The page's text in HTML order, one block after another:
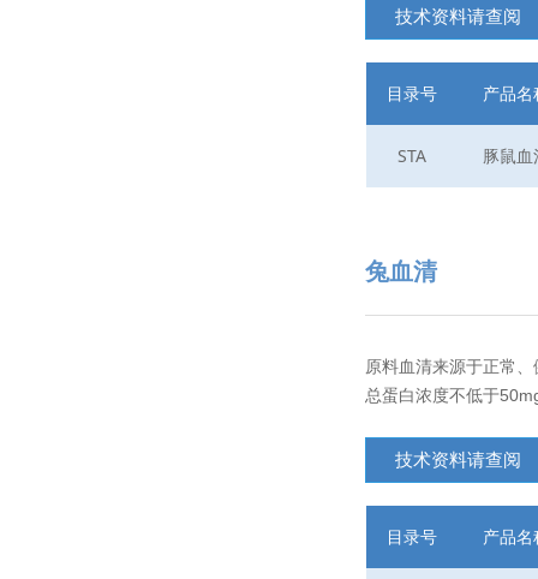
技术资料请查阅
目录号 产品名
STA 豚鼠血
兔血清
原料血清来源于正常
总蛋白浓度不低于
技术资料请查阅
目录号 产品名